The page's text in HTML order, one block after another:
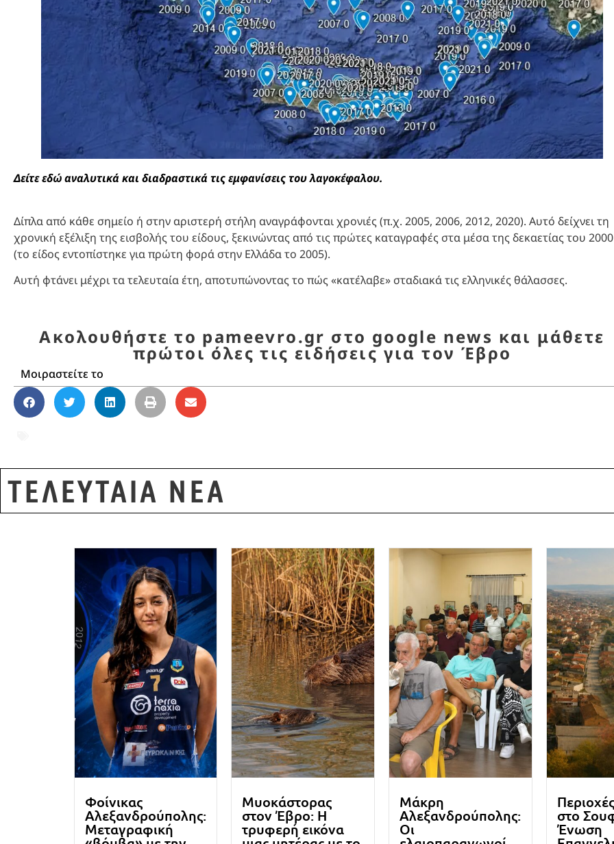
Δείτε εδώ αναλυτικά και διαδραστικά τις εμφανίσεις του λαγοκέφαλου.
Δίπλα από κάθε σημείο ή στην αριστερή στήλη αναγράφονται χρονιές (π.χ. 2005, 2006, 2012, 2020). Αυτό δείχνει τη
χρονική εξέλιξη της εισβολής του είδους, ξεκινώντας από τις πρώτες καταγραφές στα μέσα της δεκαετίας του 2000
(το είδος εντοπίστηκε για πρώτη φορά στην Ελλάδα το 2005).
Αυτή φτάνει μέχρι τα τελευταία έτη, αποτυπώνοντας το πώς «κατέλαβε» σταδιακά τις ελληνικές θάλασσες.
Ακολουθήστε το pameevro.gr στο google news και μάθετε
πρώτοι όλες τις ειδήσεις για τον Έβρο
Μοιραστείτε το
ΤΕΛΕΥΤΑΙΑ ΝΕΑ
Φοίνικας
Αλεξανδρούπολης:
Μεταγραφική
Μυοκάστορας
στον Έβρο: Η
τρυφερή εικόνα
Μάκρη
Αλεξανδρούπολης:
Οι
στο
Ένωση